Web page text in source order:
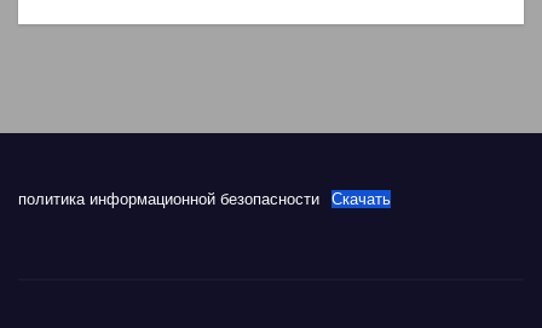
политика информационной безопасности Скачать